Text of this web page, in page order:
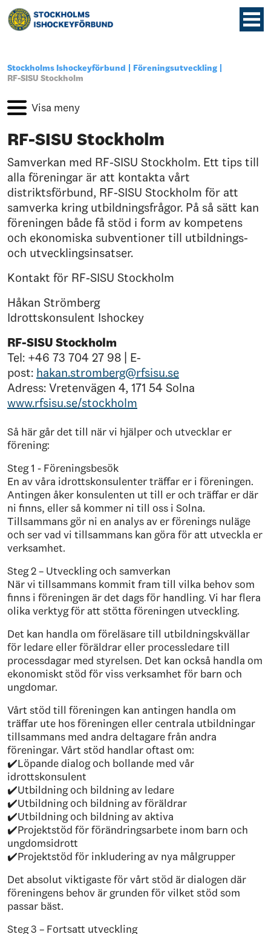
Stockholms Ishockeyförbund
Föreningsutveckling
RF-SISU Stockholm
RF-SISU Stockholm
Samverkan med RF-SISU Stockholm. Ett tips till
alla föreningar är att kontakta vårt
distriktsförbund, RF-SISU Stockholm för att
samverka kring utbildningsfrågor. På så sätt kan
föreningen både få stöd i form av kompetens
och ekonomiska subventioner till utbildnings-
och utvecklingsinsatser.
Kontakt för RF-SISU Stockholm
Håkan Strömberg
Idrottskonsulent Ishockey
RF-SISU Stockholm
Tel: +46 73 704 27 98 | E-
post: hakan.stromberg@rfsisu.se
Adress: Vretenvägen 4, 171 54 Solna
www.rfsisu.se/stockholm
Så här går det till när vi hjälper och utvecklar er
förening:
Steg 1 - Föreningsbesök
En av våra idrottskonsulenter träffar er i föreningen.
Antingen åker konsulenten ut till er och träffar er där
ni finns, eller så kommer ni till oss i Solna.
Tillsammans gör ni en analys av er förenings nuläge
och ser vad vi tillsammans kan göra för att utveckla er
verksamhet.
Steg 2 – Utveckling och samverkan
När vi tillsammans kommit fram till vilka behov som
finns i föreningen är det dags för handling. Vi har flera
olika verktyg för att stötta föreningen utveckling.
Det kan handla om föreläsare till utbildningskvällar
för ledare eller föräldrar eller processledare till
processdagar med styrelsen. Det kan också handla om
ekonomiskt stöd för viss verksamhet för barn och
ungdomar.
Vårt stöd till föreningen kan antingen handla om
träffar ute hos föreningen eller centrala utbildningar
tillsammans med andra deltagare från andra
föreningar. Vårt stöd handlar oftast om:
✔️Löpande dialog och bollande med vår
idrottskonsulent
✔️Utbildning och bildning av ledare
✔️Utbildning och bildning av föräldrar
✔️Utbildning och bildning av aktiva
✔️Projektstöd för förändringsarbete inom barn och
ungdomsidrott
✔️Projektstöd för inkludering av nya målgrupper
Det absolut viktigaste för vårt stöd är dialogen där
föreningens behov är grunden för vilket stöd som
passar bäst.
Steg 3 – Fortsatt utveckling